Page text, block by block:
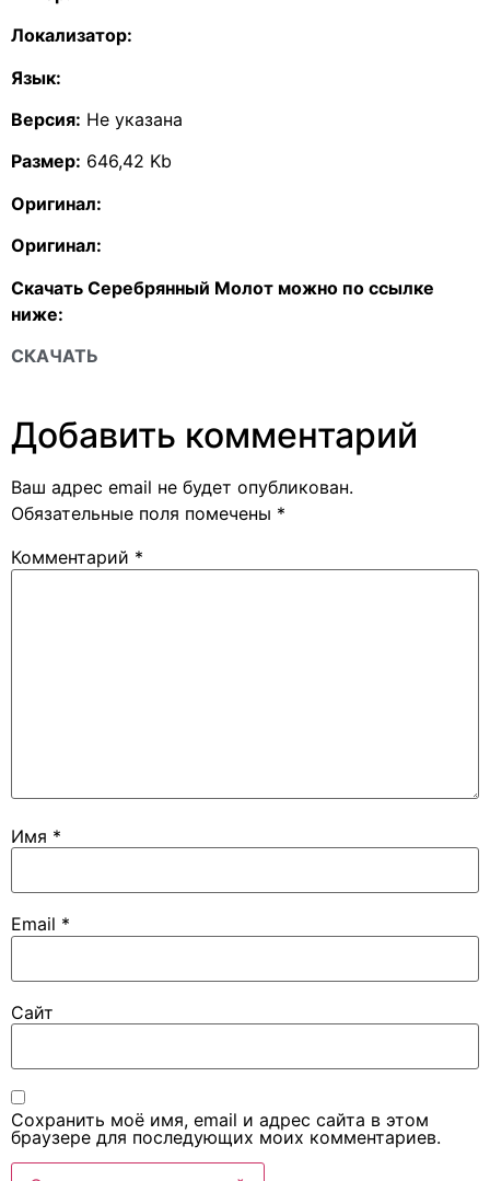
Локализатор:
Язык:
Версия: Не указана
Размер: 646,42 Kb
Оригинал:
Оригинал:
Скачать Серебрянный Молот можно по ссылке
ниже:
СКАЧАТЬ
Добавить комментарий
Ваш адрес email не будет опубликован.
Обязательные поля помечены *
Комментарий *
Имя *
Email *
Сайт
Сохранить моё имя, email и адрес сайта в этом
браузере для последующих моих комментариев.